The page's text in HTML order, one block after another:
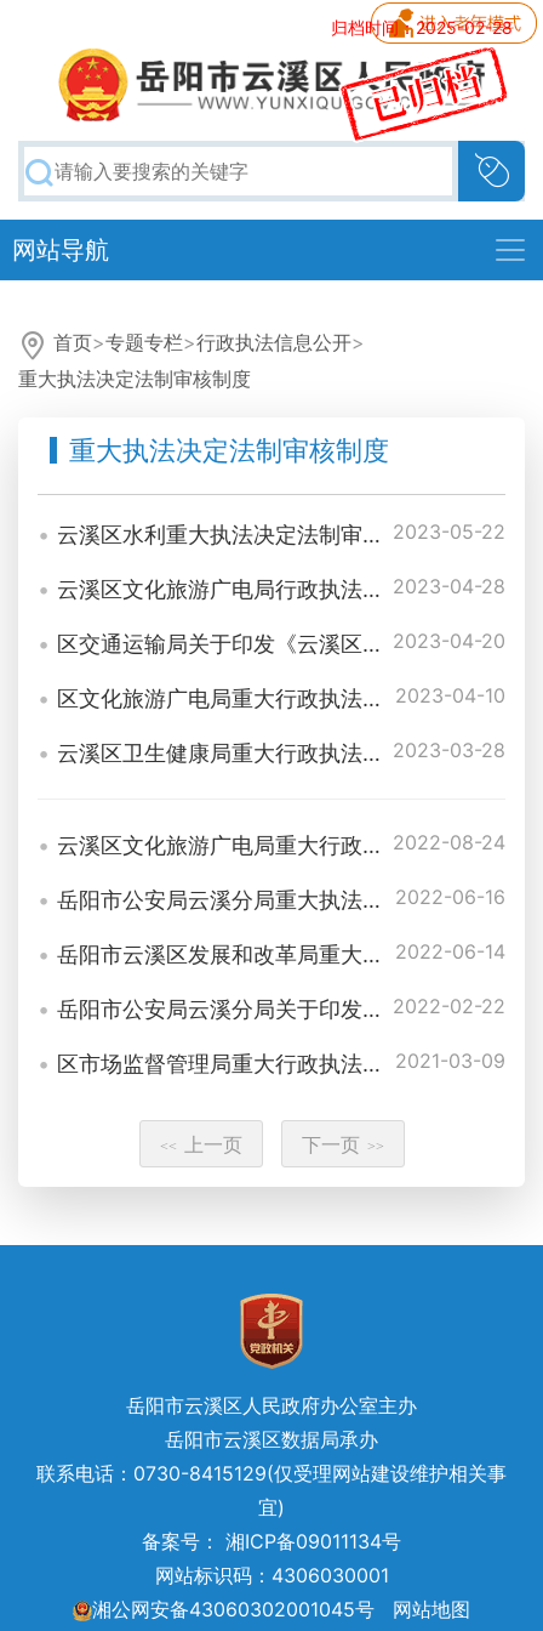
归档时间：2025-02-28
网站导航
首页>专题专栏>行政执法信息公开>
重大执法决定法制审核制度
重大执法决定法制审核制度
云溪区水利重大执法决定法制审核制度 2023-05-22
云溪区文化旅游广电局行政执法三项制度 2023-04-28
区交通运输局关于印发《云溪区交通运输行政执法公示制度》等三个制度的通知 2023-04-20
区文化旅游广电局重大行政执法决定法制审核目录清单 2023-04-10
云溪区卫生健康局重大行政执法决定法制审核目录清单 2023-03-28
云溪区文化旅游广电局重大行政决策程序规定 2022-08-24
岳阳市公安局云溪分局重大执法决定法制审核目录清单 2022-06-16
岳阳市云溪区发展和改革局重大行政执法决定法制审核目录 2022-06-14
岳阳市公安局云溪分局关于印发《岳阳市公安局云溪分局重大执法决定法制审核目录清单》的通知 2022-02-22
区市场监督管理局重大行政执法决定法制审核目录清单 2021-03-09
<< 上一页 下一页 >>
岳阳市云溪区人民政府办公室主办
岳阳市云溪区数据局承办
联系电话：0730-8415129(仅受理网站建设维护相关事
宜)
备案号： 湘ICP备09011134号
网站标识码：4306030001
湘公网安备43060302001045号
网站地图